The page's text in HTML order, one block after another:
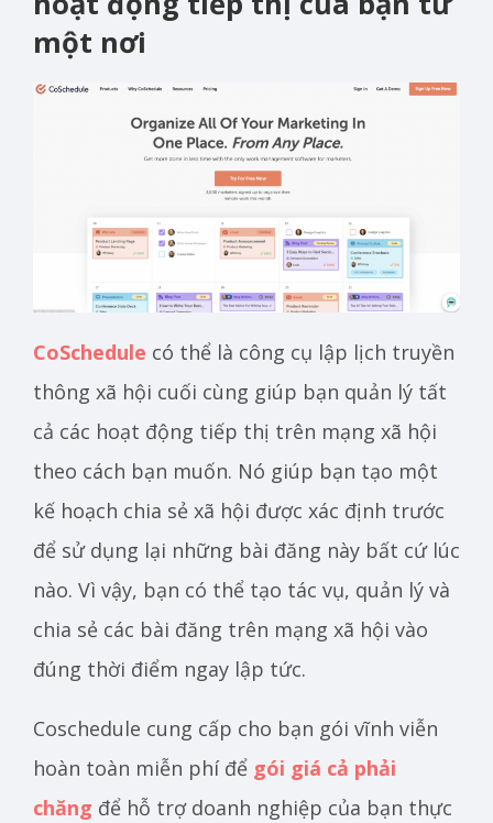
một nơi
CoSchedule có thể là công cụ lập lịch truyền
thông xã hội cuối cùng giúp bạn quản lý tất
cả các hoạt động tiếp thị trên mạng xã hội
theo cách bạn muốn. Nó giúp bạn tạo một
kế hoạch chia sẻ xã hội được xác định trước
để sử dụng lại những bài đăng này bất cứ lúc
nào. Vì vậy, bạn có thể tạo tác vụ, quản lý và
chia sẻ các bài đăng trên mạng xã hội vào
đúng thời điểm ngay lập tức.
Coschedule cung cấp cho bạn gói vĩnh viễn
hoàn toàn miễn phí để gói giá cả phải
chăng để hỗ trợ doanh nghiệp của bạn thực